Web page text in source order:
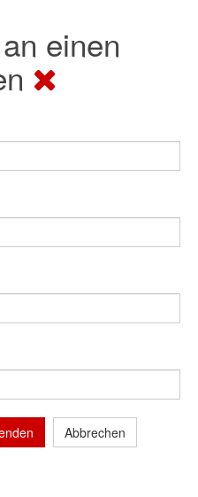
einen
Abbrechen